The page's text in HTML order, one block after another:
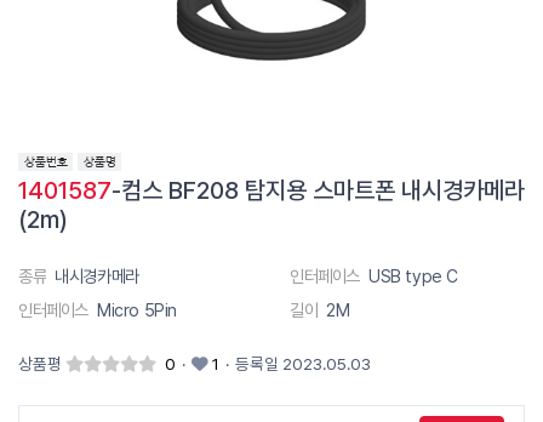
1401587-컴스 BF208 탐지용 스마트폰 내시경카메라
(2m)
종류 내시경카메라 인터페이스 USB type C
인터페이스 Micro 5Pin 길이 2M
상품평 0 · 1 · 등록일 2023.05.03